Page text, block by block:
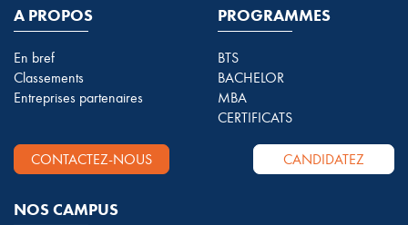
A PROPOS
En bref
Classements
Entreprises partenaires
PROGRAMMES
BTS
BACHELOR
MBA
CERTIFICATS
CONTACTEZ-NOUS CANDIDATEZ
NOS CAMPUS